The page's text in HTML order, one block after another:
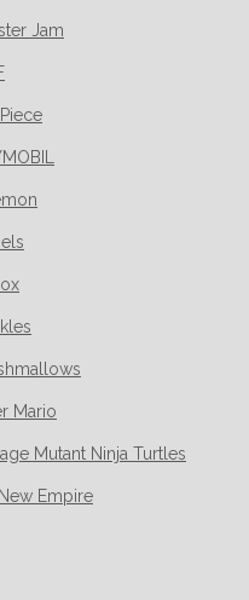
Jam
Mario
Mutant Ninja Turtles
Empire